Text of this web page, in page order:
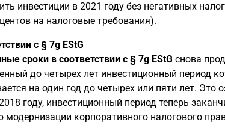
инвестиции в 2021 году без негативных
на налоговые требования).
с § 7g EStG
сроки в соответствии с § 7g EStG снова
до четырех лет инвестиционный период
на один год до четырех или пяти лет. Это
году, инвестиционный период теперь
модернизации корпоративного налогового